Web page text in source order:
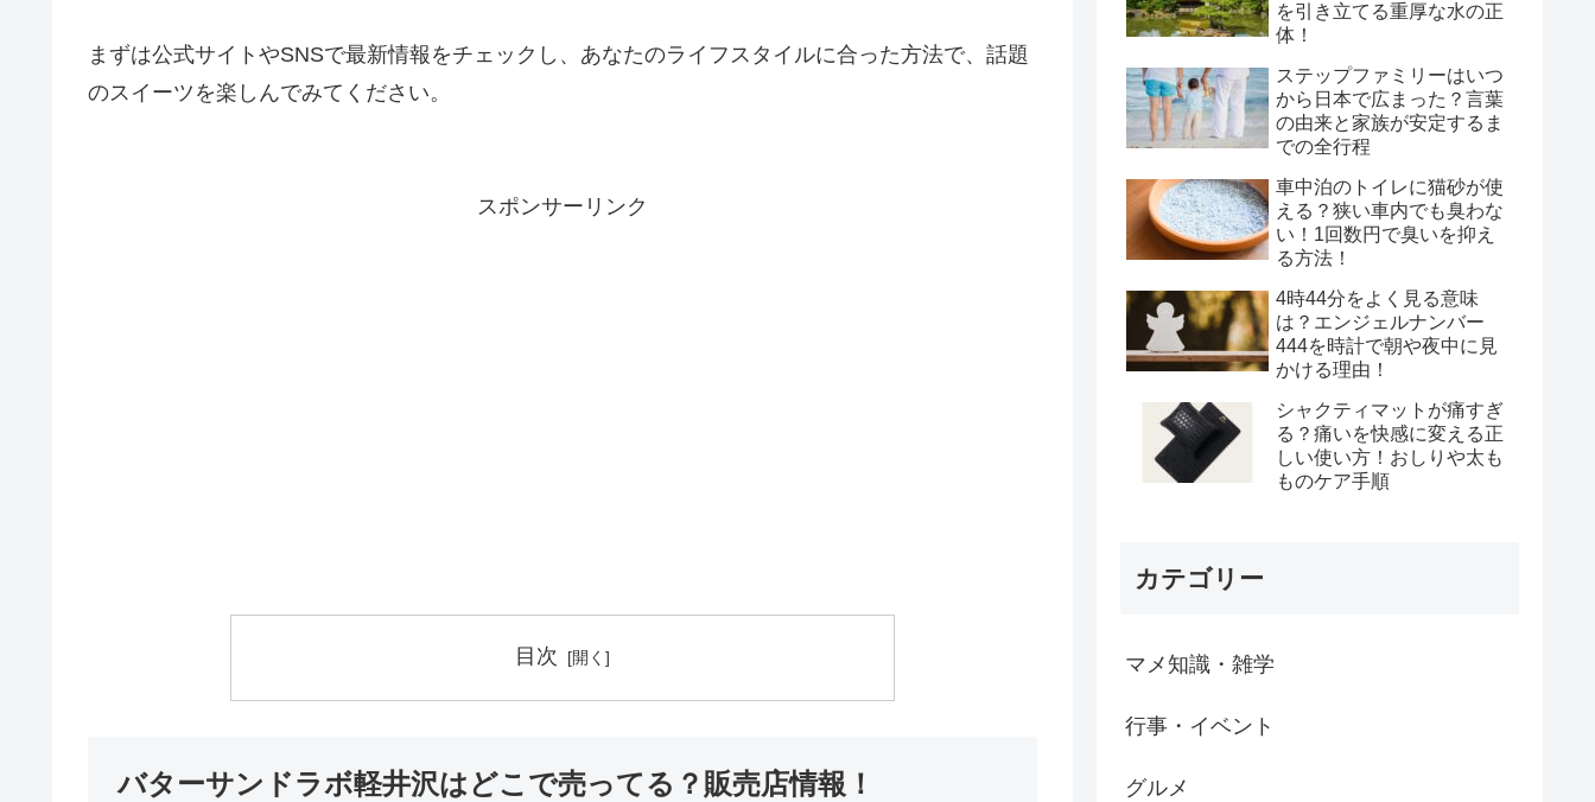
まずは公式サイトやSNSで最新情報をチェックし、あなたのライフスタイルに合った方法で、話題
のスイーツを楽しんでみてください。
スポンサーリンク
目次
バターサンドラボ軽井沢はどこで売ってる？販売店情報！
を引き立てる重厚な水の正
体！
ステップファミリーはいつ
から日本で広まった？言葉
の由来と家族が安定するま
での全行程
車中泊のトイレに猫砂が使
える？狭い車内でも臭わな
い！1回数円で臭いを抑え
る方法！
4時44分をよく見る意味
は？エンジェルナンバー
444を時計で朝や夜中に見
かける理由！
シャクティマットが痛すぎ
る？痛いを快感に変える正
しい使い方！おしりや太も
ものケア手順
カテゴリー
マメ知識・雑学
行事・イベント
グルメ